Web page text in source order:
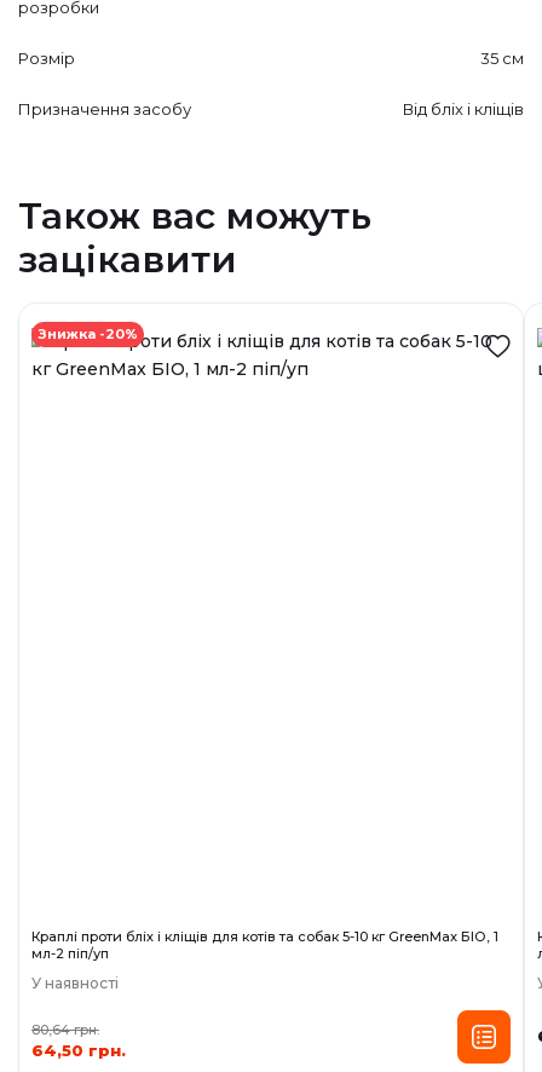
розробки
Розмір 35 см
Призначення засобу Від бліх і кліщів
Також вас можуть
зацікавити
Знижка -20%
Краплі проти бліх і кліщів для котів та собак 5-10 кг GreenMax БІО, 1
мл-2 піп/уп
У наявності
80,64 грн.
64,50 грн.